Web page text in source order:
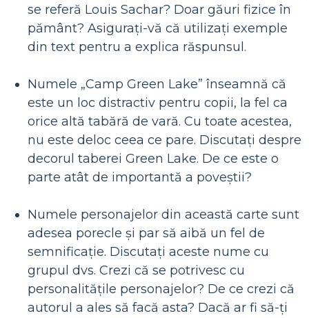
se referă Louis Sachar? Doar găuri fizice în
pământ? Asigurați-vă că utilizați exemple
din text pentru a explica răspunsul.
Numele „Camp Green Lake” înseamnă că
este un loc distractiv pentru copii, la fel ca
orice altă tabără de vară. Cu toate acestea,
nu este deloc ceea ce pare. Discutați despre
decorul taberei Green Lake. De ce este o
parte atât de importantă a poveștii?
Numele personajelor din această carte sunt
adesea porecle și par să aibă un fel de
semnificație. Discutați aceste nume cu
grupul dvs. Crezi că se potrivesc cu
personalitățile personajelor? De ce crezi că
autorul a ales să facă asta? Dacă ar fi să-ți